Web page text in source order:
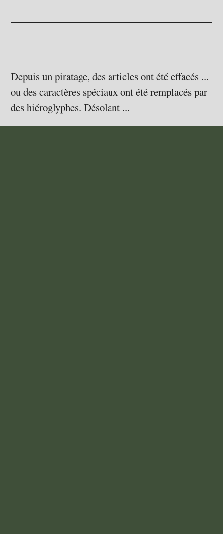
Depuis un piratage, des articles ont été effacés ...
ou des caractères spéciaux ont été remplacés par
des hiéroglyphes. Désolant ...